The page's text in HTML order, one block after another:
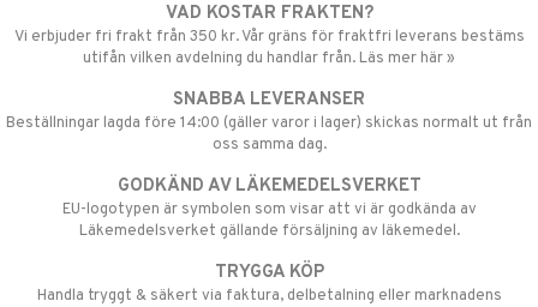
VAD KOSTAR FRAKTEN?
Vi erbjuder fri frakt från 350 kr. Vår gräns för fraktfri leverans bestäms
utifån vilken avdelning du handlar från. Läs mer här »
SNABBA LEVERANSER
Beställningar lagda före 14:00 (gäller varor i lager) skickas normalt ut från
oss samma dag.
GODKÄND AV LÄKEMEDELSVERKET
EU-logotypen är symbolen som visar att vi är godkända av
Läkemedelsverket gällande försäljning av läkemedel.
TRYGGA KÖP
Handla tryggt & säkert via faktura, delbetalning eller marknadens